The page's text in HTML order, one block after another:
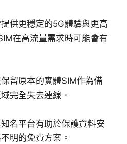
供更穩定的5G體驗與更高
在高流量需求時可能會有
留原本的實體SIM作為備
完全失去連線。
名平台有助於保護資料安
明的免費方案。